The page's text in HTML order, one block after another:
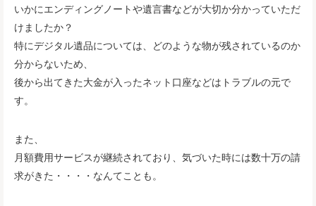
いかにエンディングノートや遺言書などが大切か分かっていただ
けましたか？
特にデジタル遺品については、どのような物が残されているのか
分からないため、
後から出てきた大金が入ったネット口座などはトラブルの元で
す。
また、
月額費用サービスが継続されており、気づいた時には数十万の請
求がきた・・・・なんてことも。